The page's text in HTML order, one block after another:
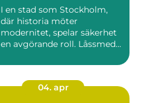
I en stad som Stockholm,
där historia möter
modernitet, spelar säkerhet
en avgörande roll. Låssmed
04. apr